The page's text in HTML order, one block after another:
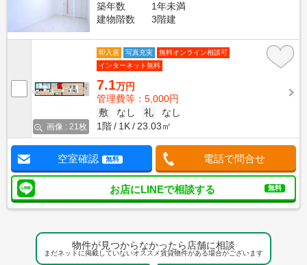
築年数
1年未満
建物階数
3階建
画像 : 21枚
即入居 写真充実
無料オンライン相談可
インターネット無料
7.1万円
管理費等：5,000円
敷
なし 礼
なし
1階
1K 23.03㎡
空室確認 無料 電話で問合せ
お店にLINEで相談する 無料
物件が見つからなかったら店舗に相談
まだネットに掲載していないオススメ賃貸物件がある場合がございます